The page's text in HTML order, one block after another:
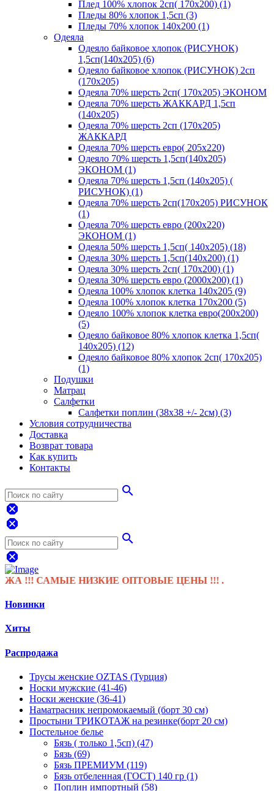
Плед 100% хлопок 2сп( 170х200) (1)
Пледы 80% хлопок 1,5сп (3)
Пледы 70% хлопок 140х200 (1)
Одеяла
Одеяло байковое хлопок (РИСУНОК)
1,5сп(140х205) (6)
Одеяло байковое хлопок (РИСУНОК) 2сп
(170х205)
Одеяла 70% шерсть 2сп( 170х205) ЭКОНОМ
Одеяла 70% шерсть ЖАККАРД 1,5сп
(140х205)
Одеяла 70% шерсть 2сп (170х205)
ЖАККАРД
Одеяла 70% шерсть евро( 205х220)
Одеяло 70% шерсть 1,5сп(140х205)
ЭКОНОМ (1)
Одеяла 70% шерсть 1,5сп (140х205) (
РИСУНОК) (1)
Одеяла 70% шерсть 2сп(170х205) РИСУНОК
(1)
Одеяла 70% шерсть евро (200х220)
ЭКОНОМ (1)
Одеяла 50% шерсть 1,5сп( 140х205) (18)
Одеяла 30% шерсть 1,5сп(140х200) (1)
Одеяла 30% шерсть 2сп( 170х200) (1)
Одеяла 30% шерсть евро (2000х200) (1)
Одеяла 100% хлопок клетка 140х205 (9)
Одеяла 100% хлопок клетка 170х200 (5)
Одеяло 100% хлопок клетка евро(200х200)
(5)
Одеяло байковое 80% хлопок клетка 1,5сп(
140х205) (12)
Одеяло байковое 80% хлопок 2сп( 170х205)
(1)
Подушки
Матрац
Салфетки
Салфетки поплин (38х38 +/- 2см) (3)
Условия сотрудничества
Доставка
Возврат товара
Как купить
Контакты
search
dangerous
dangerous
search
dangerous
!!! САМЫЕ НИЗКИЕ ОПТОВЫЕ ЦЕНЫ !!! .
Новинки
Хиты
Распродажа
Трусы женские OZTAS (Турция)
Носки мужские (41-46)
Носки женские (36-41)
Наматрасник непромокаемый (борт 30 см)
Простыни ТРИКОТАЖ на резинке(борт 20 см)
Постельное белье
Бязь ( только 1,5сп) (47)
Бязь (69)
Бязь ПРЕМИУМ (119)
Бязь отбеленная (ГОСТ) 140 гр (1)
Поплин импортный (58)